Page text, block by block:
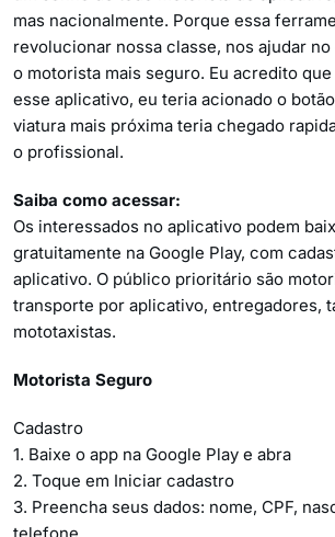
mas nacionalmente. Porque essa
revolucionar nossa classe, nos ajudar no
o motorista mais seguro. Eu acredito
esse aplicativo, eu teria acionado o
viatura mais próxima teria chegado
o profissional.
Saiba como acessar:
Os interessados no aplicativo podem
gratuitamente na Google Play, com
aplicativo. O público prioritário são
transporte por aplicativo, entregadores,
mototaxistas.
Motorista Seguro
Cadastro
1. Baixe o app na Google Play e abra
2. Toque em Iniciar cadastro
3. Preencha seus dados: nome, CPF,
telefone